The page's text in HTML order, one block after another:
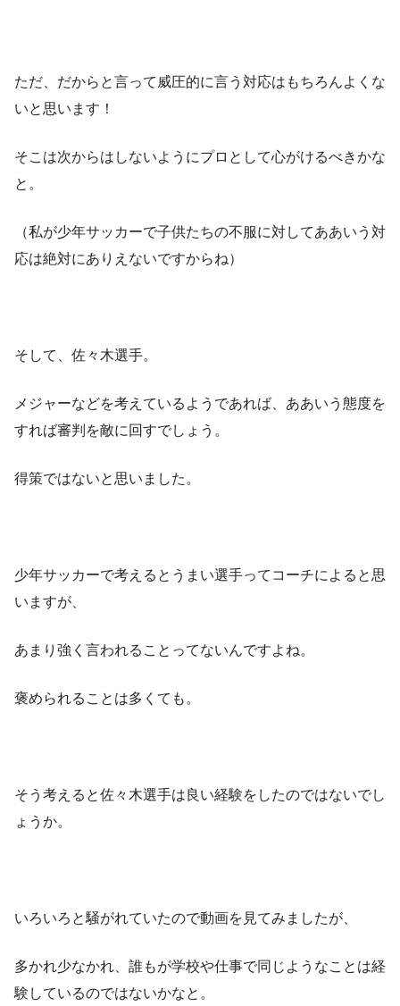
ただ、だからと言って威圧的に言う対応はもちろんよくな
いと思います！
そこは次からはしないようにプロとして心がけるべきかな
と。
（私が少年サッカーで子供たちの不服に対してああいう対
応は絶対にありえないですからね）
そして、佐々木選手。
メジャーなどを考えているようであれば、ああいう態度を
すれば審判を敵に回すでしょう。
得策ではないと思いました。
少年サッカーで考えるとうまい選手ってコーチによると思
いますが、
あまり強く言われることってないんですよね。
褒められることは多くても。
そう考えると佐々木選手は良い経験をしたのではないでし
ょうか。
いろいろと騒がれていたので動画を見てみましたが、
多かれ少なかれ、誰もが学校や仕事で同じようなことは経
験しているのではないかなと。